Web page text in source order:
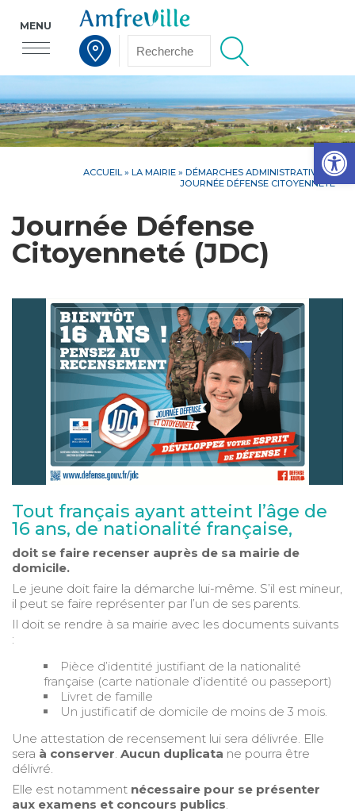
Voir la carte interactive
MENU
ACCUEIL » LA MAIRIE » DÉMARCHES ADMINISTRATIVES»
JOURNÉE DÉFENSE CITOYENNETÉ
Journée Défense
Citoyenneté (JDC)
Tout français ayant atteint l’âge de
16 ans, de nationalité française,
doit se faire recenser auprès de sa mairie de
domicile.
Le jeune doit faire la démarche lui-même. S’il est mineur,
il peut se faire représenter par l’un de ses parents.
Il doit se rendre à sa mairie avec les documents suivants
:
Pièce d’identité justifiant de la nationalité
française (carte nationale d’identité ou passeport)
Livret de famille
Un justificatif de domicile de moins de 3 mois.
Une attestation de recensement lui sera délivrée. Elle
sera à conserver. Aucun duplicata ne pourra être
délivré.
Elle est notamment nécessaire pour se présenter
aux examens et concours publics.